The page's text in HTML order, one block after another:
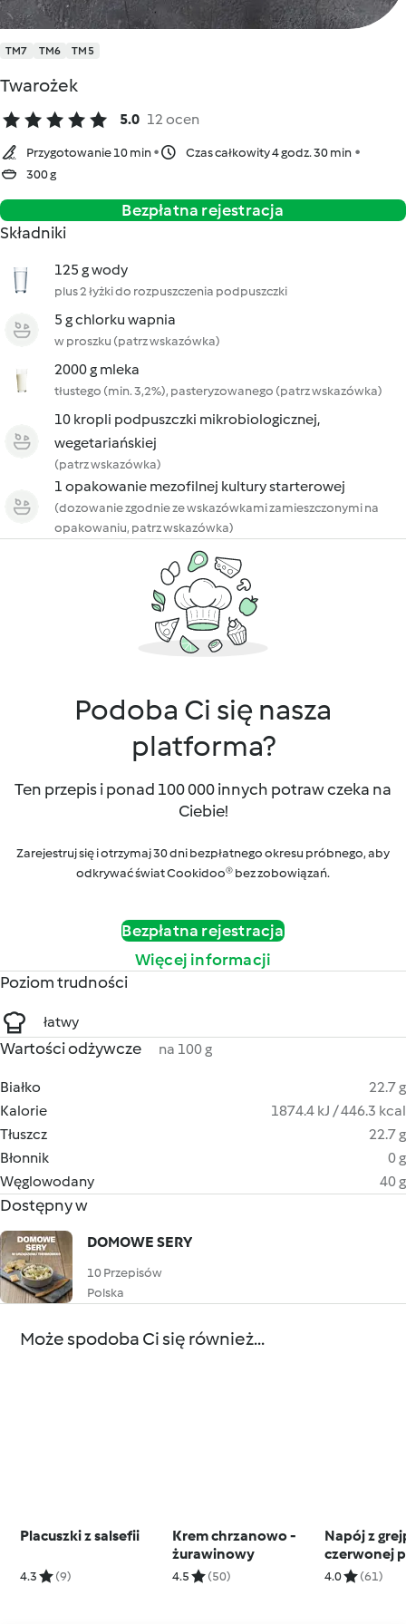
TM7 TM6 TM5
Twarożek
5.0 12 ocen
Przygotowanie 10 min
Czas całkowity 4 godz. 30 min
300 g
Bezpłatna rejestracja
Składniki
125 g wody
plus 2 łyżki do rozpuszczenia podpuszczki
5 g chlorku wapnia
w proszku (patrz wskazówka)
2000 g mleka
tłustego (min. 3,2%), pasteryzowanego (patrz wskazówka)
10 kropli podpuszczki mikrobiologicznej,
wegetariańskiej
(patrz wskazówka)
1 opakowanie mezofilnej kultury starterowej
(dozowanie zgodnie ze wskazówkami zamieszczonymi na
opakowaniu, patrz wskazówka)
Podoba Ci się nasza
platforma?
Ten przepis i ponad 100 000 innych potraw czeka na
Ciebie!
Zarejestruj się i otrzymaj 30 dni bezpłatnego okresu próbnego, aby
odkrywać świat Cookidoo® bez zobowiązań.
Bezpłatna rejestracja
Więcej informacji
Poziom trudności
łatwy
Wartości odżywcze na 100 g
Białko
22.7 g
Kalorie
1874.4 kJ / 446.3 kcal
Tłuszcz
22.7 g
Błonnik
0 g
Węglowodany
40 g
Dostępny w
DOMOWE SERY
10 Przepisów
Polska
Może spodoba Ci się również...
Placuszki z salsefii
4.3 (9)
Krem chrzanowo -
żurawinowy
4.5 (50)
Napój z
czerwonej
4.0 (61)